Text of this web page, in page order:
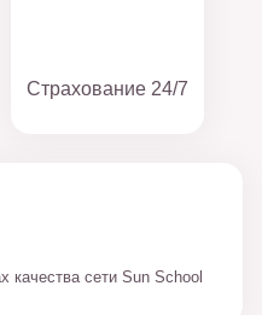
Страхование 24/7
качества сети Sun School